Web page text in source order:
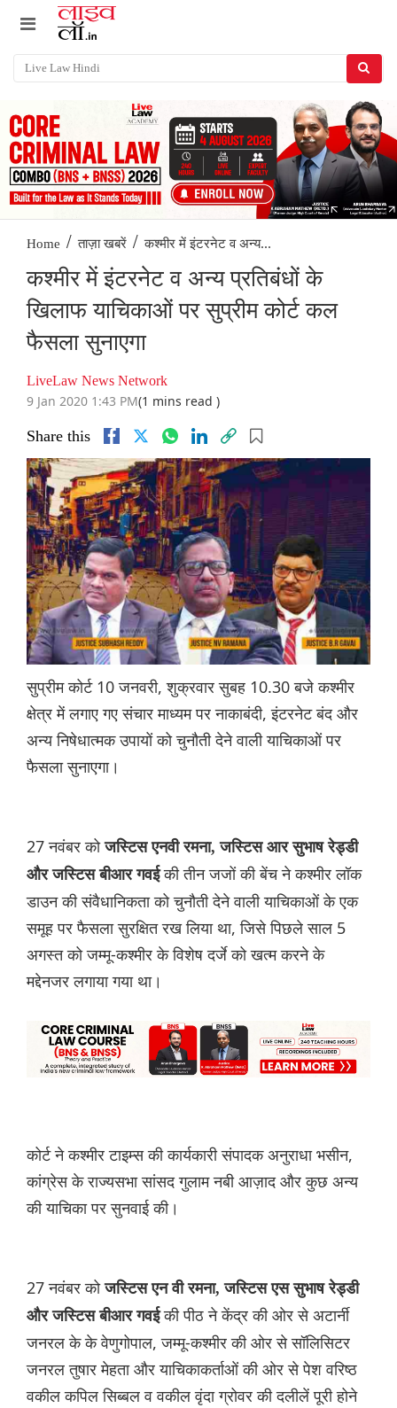
Home / ताज़ा खबरें / कश्मीर में इंटरनेट व अन्य...
कश्मीर में इंटरनेट व अन्य प्रतिबंधों के
खिलाफ याचिकाओं पर सुप्रीम कोर्ट कल
फैसला सुनाएगा
LiveLaw News Network
9 Jan 2020 1:43 PM(1 mins read )
Share this
सुप्रीम कोर्ट 10 जनवरी, शुक्रवार सुबह 10.30 बजे कश्मीर
क्षेत्र में लगाए गए संचार माध्यम पर नाकाबंदी, इंटरनेट बंद और
अन्य निषेधात्मक उपायों को चुनौती देने वाली याचिकाओं पर
फैसला सुनाएगा।
27 नवंबर कोजस्टिस एनवी रमना, जस्टिस आर सुभाष रेड्डी
और जस्टिस बीआर गवईकी तीन जजों की बेंच ने कश्मीर लॉक
डाउन की संवैधानिकता को चुनौती देने वाली याचिकाओं के एक
समूह पर फैसला सुरक्षित रख लिया था, जिसे पिछले साल 5
अगस्त को जम्मू-कश्मीर के विशेष दर्जे को खत्म करने के
मद्देनजर लगाया गया था।
कोर्ट ने कश्मीर टाइम्स की कार्यकारी संपादक अनुराधा भसीन,
कांग्रेस के राज्यसभा सांसद गुलाम नबी आज़ाद और कुछ अन्य
की याचिका पर सुनवाई की।
27 नवंबर कोजस्टिस एन वी रमना, जस्टिस एस सुभाष रेड्डी
और जस्टिस बीआर गवईकी पीठ ने केंद्र की ओर से अटार्नी
जनरल के के वेणुगोपाल, जम्मू-कश्मीर की ओर से सॉलिसिटर
जनरल तुषार मेहता और याचिकाकर्ताओं की ओर से पेश वरिष्ठ
वकील कपिल सिब्बल व वकील वृंदा ग्रोवर की दलीलें पूरी होने